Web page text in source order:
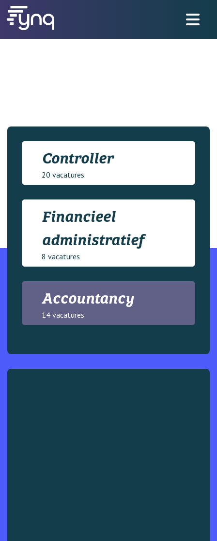
Controller
20 vacatures
Financieel
administratief
8 vacatures
Accountancy
14 vacatures